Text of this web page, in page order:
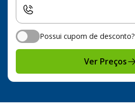
Possui cupom de desconto?
Possui cupom de desconto?
Ver Preços